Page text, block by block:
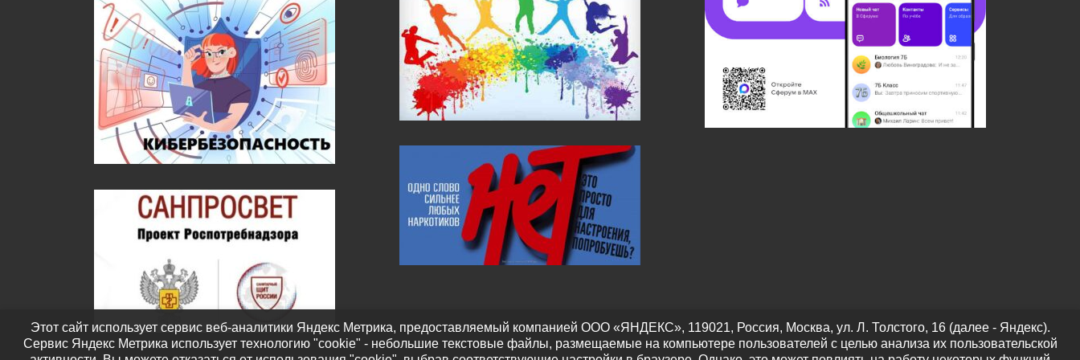
Этот сайт использует сервис веб-аналитики Яндекс Метрика, предоставляемый компанией ООО «ЯНДЕКС», 119021, Россия, Москва, ул. Л. Толстого, 16 (далее - Яндекс).
Сервис Яндекс Метрика использует технологию "cookie" - небольшие текстовые файлы, размещаемые на компьютере пользователей с целью анализа их пользовательской